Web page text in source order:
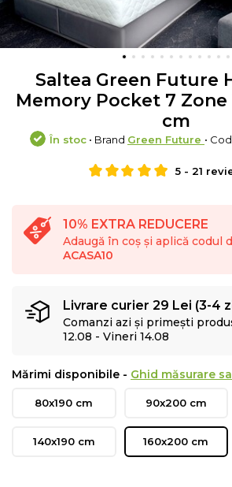
Saltea Green Future
Memory Pocket 7 Zone
cm
În stoc • Brand Green Future •
5 - 21
10% EXTRA REDUCERE
Adaugă în coș și aplică codul
ACASA10
Livrare curier 29 Lei (3-4
Comanzi azi și primești
12.08 - Vineri 14.08
Mărimi disponibile - Ghid măsurare
80x190 cm 90x200 cm
140x190 cm 160x200 cm